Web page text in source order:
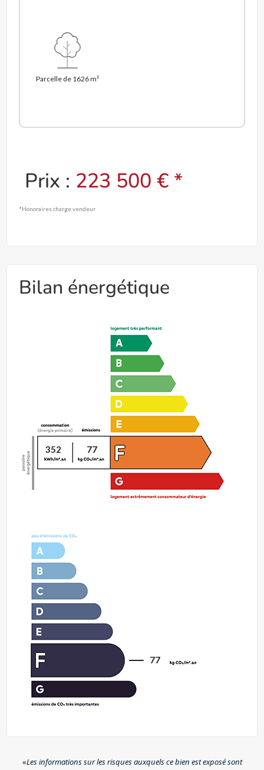
Parcelle de 1626 m²
Prix : 223 500 € *
*Honoraires charge vendeur
Bilan énergétique
352 77
77
«Les informations sur les risques auxquels ce bien est exposé sont